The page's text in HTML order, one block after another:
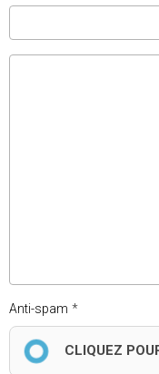
Anti-spam
CLIQUEZ